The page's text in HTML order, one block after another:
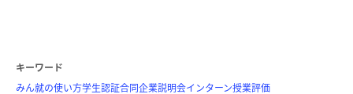
キーワード
みん就の使い方学生認証合同企業説明会インターン授業評価